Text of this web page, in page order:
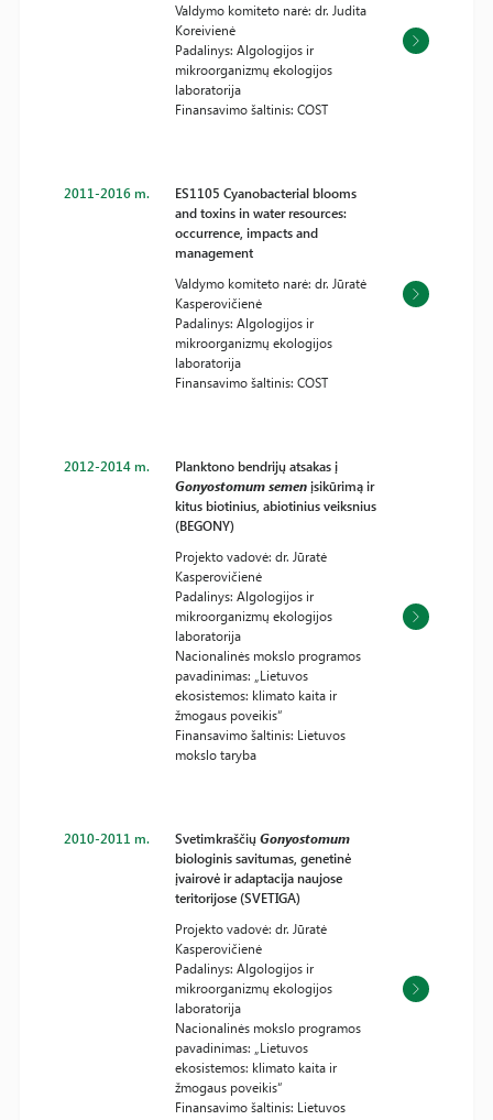
Valdymo komiteto narė: dr. Judita
Koreivienė
Padalinys: Algologijos ir
mikroorganizmų ekologijos
laboratorija
Finansavimo šaltinis: COST
2011-2016 m.
ES1105 Cyanobacterial blooms
and toxins in water resources:
occurrence, impacts and
management
Valdymo komiteto narė: dr. Jūratė
Kasperovičienė
Padalinys: Algologijos ir
mikroorganizmų ekologijos
laboratorija
Finansavimo šaltinis: COST
2012-2014 m.
Planktono bendrijų atsakas į
Gonyostomum semenįsikūrimą ir
kitus biotinius, abiotinius veiksnius
(BEGONY)
Projekto vadovė: dr. Jūratė
Kasperovičienė
Padalinys: Algologijos ir
mikroorganizmų ekologijos
laboratorija
Nacionalinės mokslo programos
pavadinimas: „Lietuvos
ekosistemos: klimato kaita ir
žmogaus poveikis“
Finansavimo šaltinis: Lietuvos
mokslo taryba
2010-2011 m. SvetimkraščiųGonyostomum
biologinis savitumas, genetinė
įvairovė ir adaptacija naujose
teritorijose (SVETIGA)
Projekto vadovė: dr. Jūratė
Kasperovičienė
Padalinys: Algologijos ir
mikroorganizmų ekologijos
laboratorija
Nacionalinės mokslo programos
pavadinimas: „Lietuvos
ekosistemos: klimato kaita ir
žmogaus poveikis“
Finansavimo šaltinis: Lietuvos